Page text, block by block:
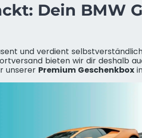
Dein BMW
und verdient
bieten wir dir deshalb
unserer Premium Geschenkbox